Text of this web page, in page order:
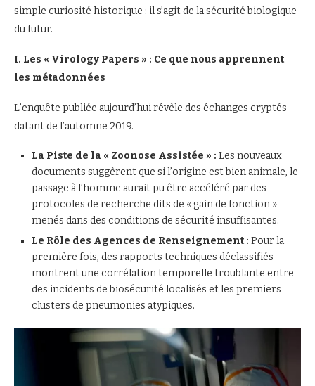
simple curiosité historique : il s’agit de la sécurité biologique
du futur.
I. Les « Virology Papers » : Ce que nous apprennent
les métadonnées
L’enquête publiée aujourd’hui révèle des échanges cryptés
datant de l’automne 2019.
La Piste de la « Zoonose Assistée » : Les nouveaux
documents suggèrent que si l’origine est bien animale, le
passage à l’homme aurait pu être accéléré par des
protocoles de recherche dits de « gain de fonction »
menés dans des conditions de sécurité insuffisantes.
Le Rôle des Agences de Renseignement : Pour la
première fois, des rapports techniques déclassifiés
montrent une corrélation temporelle troublante entre
des incidents de biosécurité localisés et les premiers
clusters de pneumonies atypiques.